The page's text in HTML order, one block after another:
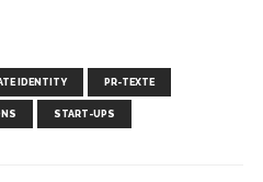
IDENTITY PR-TEXTE
START-UPS